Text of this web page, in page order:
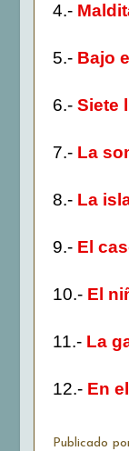
4.-
5.- Bajo
6.- Siete
7.- La
8.- La
9.- El
10.- El
11.- La
12.- En
Publicado